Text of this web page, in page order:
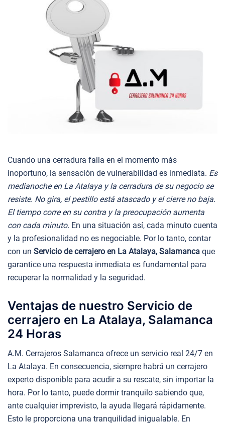
Cuando una cerradura falla en el momento más
inoportuno, la sensación de vulnerabilidad es inmediata. Es
medianoche en La Atalaya y la cerradura de su negocio se
resiste. No gira, el pestillo está atascado y el cierre no baja.
El tiempo corre en su contra y la preocupación aumenta
con cada minuto. En una situación así, cada minuto cuenta
y la profesionalidad no es negociable. Por lo tanto, contar
con un Servicio de cerrajero en La Atalaya, Salamanca que
garantice una respuesta inmediata es fundamental para
recuperar la normalidad y la seguridad.
Ventajas de nuestro Servicio de
cerrajero en La Atalaya, Salamanca
24 Horas
A.M. Cerrajeros Salamanca ofrece un servicio real 24/7 en
La Atalaya. En consecuencia, siempre habrá un cerrajero
experto disponible para acudir a su rescate, sin importar la
hora. Por lo tanto, puede dormir tranquilo sabiendo que,
ante cualquier imprevisto, la ayuda llegará rápidamente.
Esto le proporciona una tranquilidad inigualable. En